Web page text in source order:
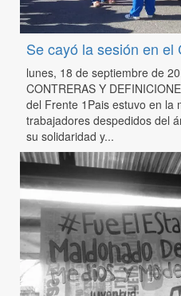
Se cayó la sesión en el
lunes, 18 de septiembre de
CONTRERAS Y
del Frente 1Pais estuvo en la
trabajadores despedidos del
su solidaridad y...